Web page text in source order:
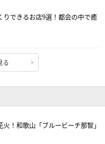
りできるお店9選！都会の中で癒
る
！和歌山「ブルービーチ那智」